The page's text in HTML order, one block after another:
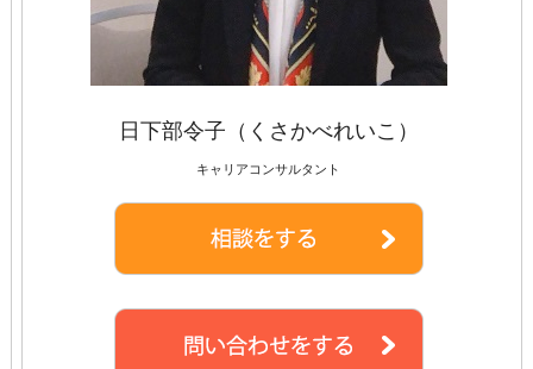
日下部令子（くさかべれいこ）
キャリアコンサルタント